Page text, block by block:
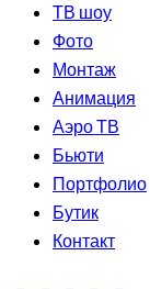
ТВ шоу
Фото
Монтаж
Анимация
Аэро ТВ
Бьюти
Портфолио
Бутик
Контакт